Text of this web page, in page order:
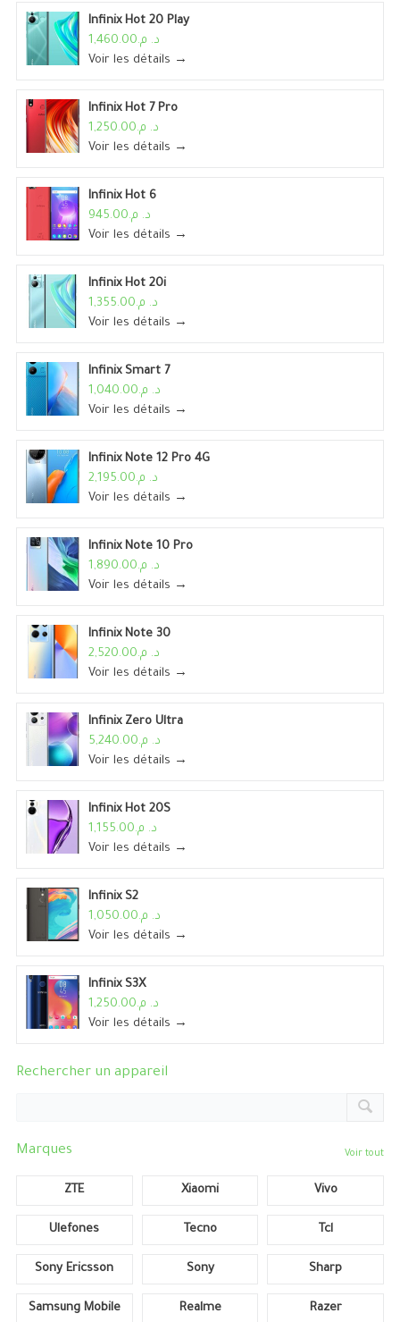
Infinix Hot 20 Play
د. م.1,460.00
Voir les détails →
Infinix Hot 7 Pro
د. م.1,250.00
Voir les détails →
Infinix Hot 6
د. م.945.00
Voir les détails →
Infinix Hot 20i
د. م.1,355.00
Voir les détails →
Infinix Smart 7
د. م.1,040.00
Voir les détails →
Infinix Note 12 Pro 4G
د. م.2,195.00
Voir les détails →
Infinix Note 10 Pro
د. م.1,890.00
Voir les détails →
Infinix Note 30
د. م.2,520.00
Voir les détails →
Infinix Zero Ultra
د. م.5,240.00
Voir les détails →
Infinix Hot 20S
د. م.1,155.00
Voir les détails →
Infinix S2
د. م.1,050.00
Voir les détails →
Infinix S3X
د. م.1,250.00
Voir les détails →
Rechercher un appareil
Marques Voir tout
ZTE Xiaomi Vivo
Ulefones Tecno Tcl
Sony Ericsson Sony Sharp
Samsung Mobile Realme Razer